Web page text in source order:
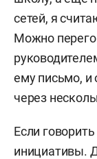
сетей, я
Можно
ему письмо, и
через
Если
инициативы.